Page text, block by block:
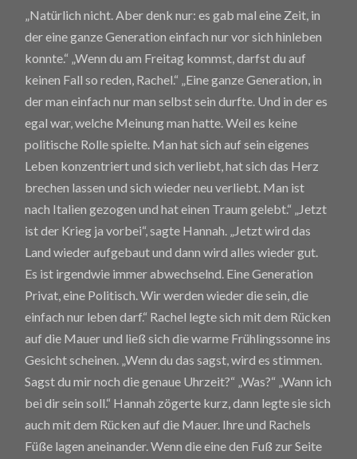
„Natürlich nicht. Aber denk nur: es gab mal eine Zeit, in
der eine ganze Generation einfach nur vor sich hinleben
konnte.“ „Wenn du am Freitag kommst, darfst du auf
keinen Fall so reden, Rachel.“ „Eine ganze Generation, in
der man einfach nur man selbst sein durfte. Und in der es
egal war, welche Meinung man hatte. Weil es keine
politische Rolle spielte. Man hat sich auf sein eigenes
Leben konzentriert und sich verliebt, hat sich das Herz
brechen lassen und sich wieder neu verliebt. Man ist
nach Italien gezogen und hat einen Traum gelebt.“ „Jetzt
ist der Krieg ja vorbei“, sagte Hannah. „Jetzt wird das
Land wieder aufgebaut und dann wird alles wieder gut.
Es ist irgendwie immer abwechselnd. Eine Generation
Privat, eine Politisch. Wir werden wieder die sein, die
einfach nur leben darf.“ Rachel legte sich mit dem Rücken
auf die Mauer und ließ sich die warme Frühlingssonne ins
Gesicht scheinen. „Wenn du das sagst, wird es stimmen.
Sagst du mir noch die genaue Uhrzeit?“ „Was?“ „Wann ich
bei dir sein soll.“ Hannah zögerte kurz, dann legte sie sich
auch mit dem Rücken auf die Mauer. Ihre und Rachels
Füße lagen aneinander. Wenn die eine den Fuß zur Seite